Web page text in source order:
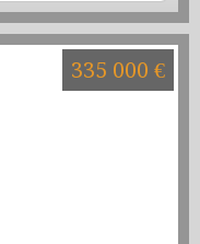
335 000 €